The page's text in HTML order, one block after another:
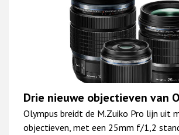
Drie nieuwe objectieven van
Olympus breidt de M.Zuiko Pro lijn uit
objectieven, met een 25mm f/1,2